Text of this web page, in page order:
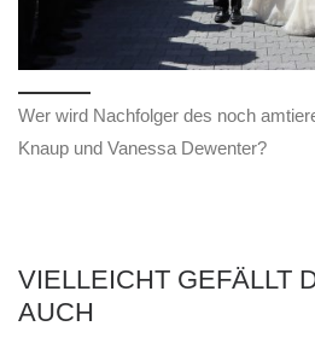
Wer wird Nachfolger des noch
Knaup und Vanessa Dewenter?
VIELLEICHT GEFÄLLT
AUCH